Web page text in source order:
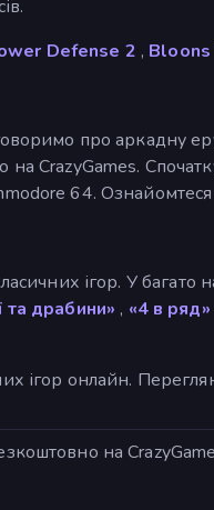
Defense 2 ,
про аркадну
CrazyGames.
64.
ігор. У
та драбини» , «4 в ряд»
ігор онлайн.
на